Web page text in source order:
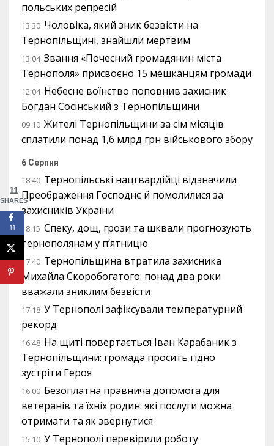
польських репресій
13:30 Чоловіка, який зник безвісти на
Тернопільщині, знайшли мертвим
13:04 Звання «Почесний громадянин міста
Тернополя» присвоєно 15 мешканцям громади
12:04 Небесне воїнство поповнив захисник
Богдан Сосінський з Тернопільщини
09:10 Жителі Тернопільщини за сім місяців
сплатили понад 1,6 млрд грн військового збору
6 Серпня
18:40 Тернопільські нацгвардійці відзначили
Преображення Господнє й помолилися за
захисників України
18:15 Спеку, дощ, грози та шквали прогнозують
тернополянам у п’ятницю
17:40 Тернопільщина втратила захисника
Михайла Скоробогатого: понад два роки
вважали зниклим безвісти
17:18 У Тернополі зафіксували температурний
рекорд
16:48 На щиті повертається Іван Карабаник з
Тернопільщини: громада просить гідно
зустріти Героя
16:00 Безоплатна правнича допомога для
ветеранів та їхніх родин: які послуги можна
отримати та як звернутися
15:10 У Тернополі перевірили роботу
11
SHARES
11